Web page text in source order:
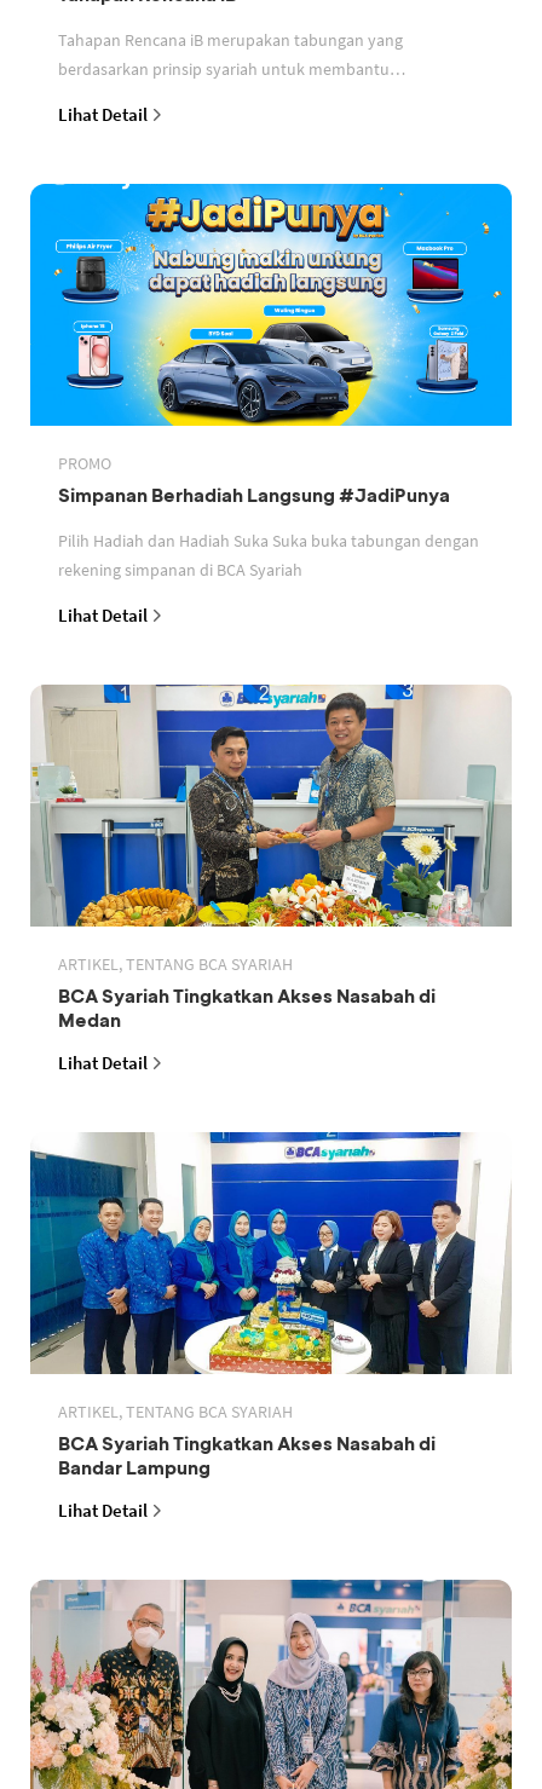
Tahapan Rencana iB merupakan tabungan yang
berdasarkan prinsip syariah untuk membantu
Lihat Detail
PROMO
Simpanan Berhadiah Langsung #JadiPunya
Pilih Hadiah dan Hadiah Suka Suka buka tabungan dengan
rekening simpanan di BCA Syariah
Lihat Detail
ARTIKEL, TENTANG BCA SYARIAH
BCA Syariah Tingkatkan Akses Nasabah di
Medan
Lihat Detail
ARTIKEL, TENTANG BCA SYARIAH
BCA Syariah Tingkatkan Akses Nasabah di
Bandar Lampung
Lihat Detail